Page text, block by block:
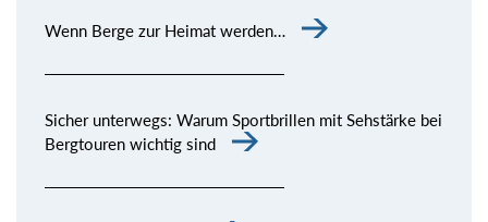
Wenn Berge zur Heimat werden…
Sicher unterwegs: Warum Sportbrillen mit Sehstärke bei
Bergtouren wichtig sind